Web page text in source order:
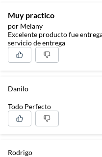
Muy practico
por Melany
Excelente producto fue entregado antes de la fecha muy buen
servicio de entrega
Danilo
Todo Perfecto
Rodrigo